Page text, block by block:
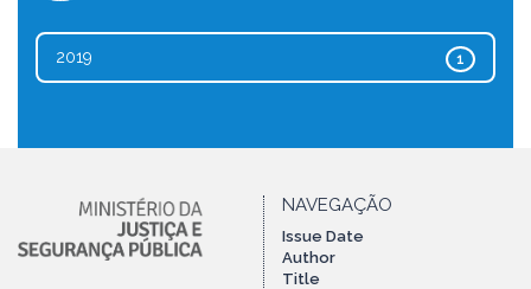
1
2019
NAVEGAÇÃO
Issue Date
Author
Title